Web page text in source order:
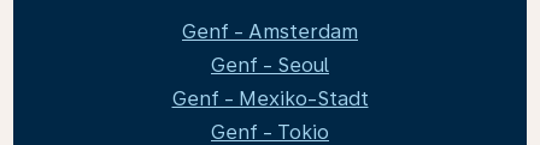
Genf - Amsterdam
Genf - Seoul
Genf - Mexiko-Stadt
Genf - Tokio